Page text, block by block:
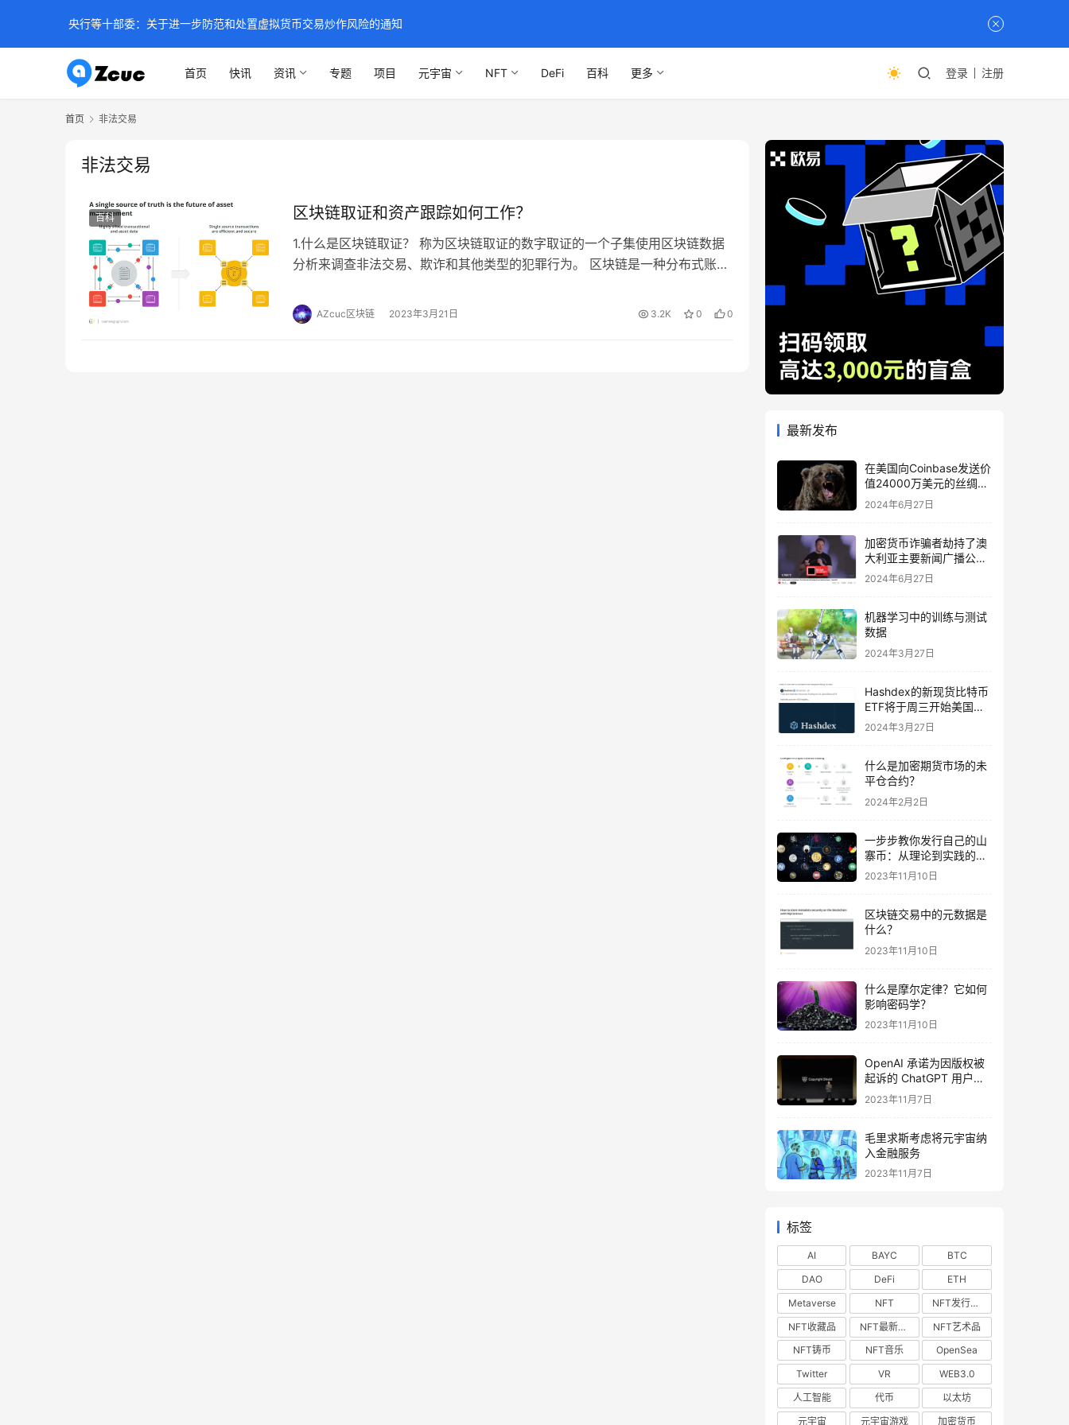
首页 快讯 资讯 专题 项目 元宇宙 NFT DeFi 百科 更多 登录 注册
首页 非法交易
非法交易
百科 区块链取证和资产跟踪如何工作？
1.什么是区块链取证？ 称为区块链取证的数字取证的一个子集使用区块链数据
分析来调查非法交易、欺诈和其他类型的犯罪行为。 区块链是一种分布式账
渗透的方式记录交易。然而，其去中心化和不可更改的特性也使其成为非法活
动的理想场所。 为了发现趋势并调查非法活动，区块链取证需​​要使用专门的工
AZcuc区块链 2023年3月21日 3.2K 0 0
最新发布
在美国向Coinbase发送价
值24000万美元的丝绸之
路相关BTC后，比特币下
2024年6月27日
加密货币诈骗者劫持了澳
大利亚主要新闻广播公司
的 YouTube
2024年6月27日
机器学习中的训练与测试
数据
2024年3月27日
Hashdex的新现货比特币
ETF将于周三开始美国交
易
2024年3月27日
什么是加密期货市场的未
平仓合约？
2024年2月2日
一步步教你发行自己的山
寨币：从理论到实践的完
全指南及波场智能合约示
2023年11月10日
区块链交易中的元数据是
什么？
2023年11月10日
什么是摩尔定律？它如何
影响密码学？
2023年11月10日
OpenAI 承诺为因版权被
起诉的 ChatGPT 用户提
供法律费用
2023年11月7日
毛里求斯考虑将元宇宙纳
入金融服务
2023年11月7日
标签
AI BAYC
BTC
DAO
DeFi
ETH
Metaverse
NFT
NFT发行预告
NFT收藏品
NFT最新空投
NFT艺术品
NFT铸币
NFT音乐
OpenSea
Twitter
VR
WEB3.0
人工智能
代币
以太坊
元宇宙
元宇宙游戏 加密货币
央行等十部委：关于进一步防范和处置虚拟货币交易炒作风险的通知